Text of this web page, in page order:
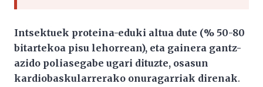
Intsektuek proteina-eduki altua dute (% 50-80
bitartekoa pisu lehorrean), eta gainera gantz-
azido poliasegabe ugari dituzte, osasun
kardiobaskularrerako onuragarriak direnak.